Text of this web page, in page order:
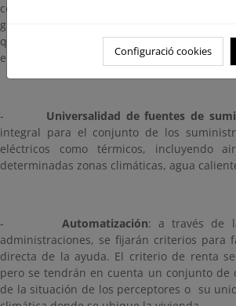
complementado con un bono térmico
gastos de calefacción durante el invierno.
que es preciso elaborar un nuevo bono
elementos que deberán guiar su futura
- Universalidad de fuentes de
integral para el conjunto de los
eléctricos como térmicos, incluyendo
determinadas zonas climáticas, agua
- Automatización: a través de
administraciones, se fijarán criterios para
directa de la ayuda. El criterio de renta
pero se tendrán en cuenta un conjunto de
de la situación de los perceptores o su
Configuració cookies